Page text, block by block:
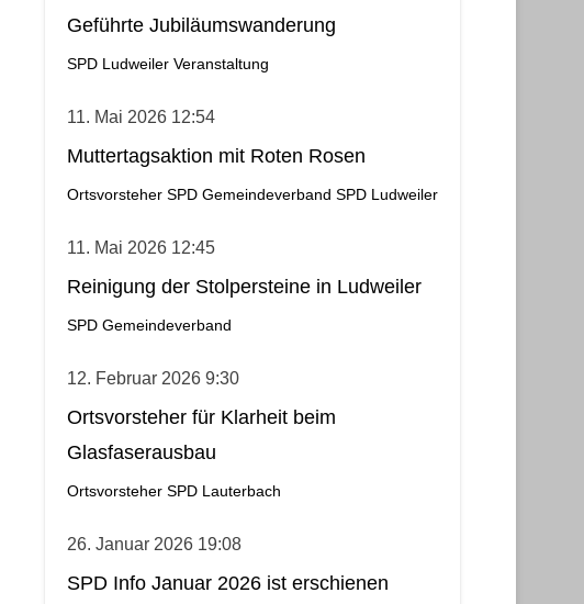
Geführte Jubiläumswanderung
SPD Ludweiler Veranstaltung
11. Mai 2026 12:54
Muttertagsaktion mit Roten Rosen
Ortsvorsteher SPD Gemeindeverband SPD Ludweiler
11. Mai 2026 12:45
Reinigung der Stolpersteine in Ludweiler
SPD Gemeindeverband
12. Februar 2026 9:30
Ortsvorsteher für Klarheit beim
Glasfaserausbau
Ortsvorsteher SPD Lauterbach
26. Januar 2026 19:08
SPD Info Januar 2026 ist erschienen